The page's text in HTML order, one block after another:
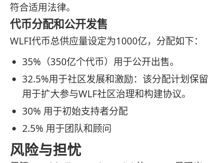
符合适用法律。
代币分配和公开发售
WLFI代币总供应量设定为1000亿，分配如下：
35%（350亿个代币）用于公开出售。
32.5%用于社区发展和激励：该分配计划保留
用于扩大参与WLF社区治理和构建协议。
30% 用于初始支持者分配
2.5% 用于团队和顾问
风险与担忧